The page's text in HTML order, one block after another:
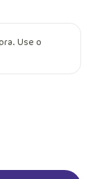
Use o